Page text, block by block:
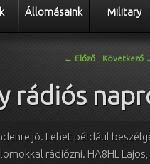
Állomásaink Military
← Előző Következő
rádiós
jó. Lehet például
rádiózni. HA8HL